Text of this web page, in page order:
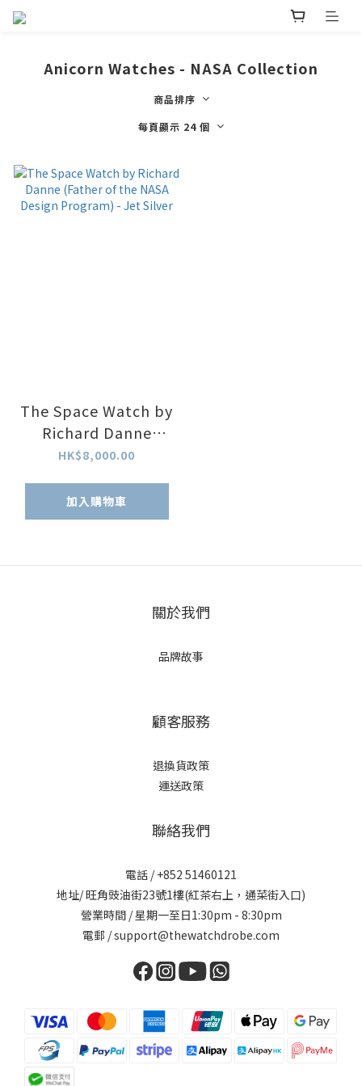
Anicorn Watches - NASA Collection
商品排序
每頁顯示 24 個
The Space Watch by
Richard Danne
(Father of the NASA
Jet Silver
HK$8,000.00
加入購物車
關於我們
品牌故事
顧客服務
退換貨政策
運送政策
聯絡我們
電話 / +852 51460121
地址/ 旺角豉油街23號1樓(紅茶右上，通菜街入口)
營業時間 / 星期一至日1:30pm - 8:30pm
電郵 / support@thewatchdrobe.com